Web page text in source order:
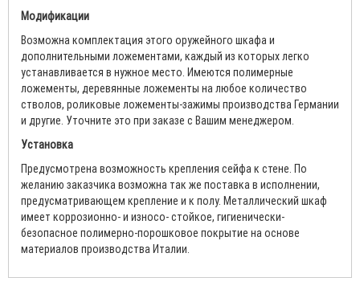
Модификации
Возможна комплектация этого оружейного шкафа и
дополнительными ложементами, каждый из которых легко
устанавливается в нужное место. Имеются полимерные
ложементы, деревянные ложементы на любое количество
стволов, роликовые ложементы-зажимы производства Германии
и другие. Уточните это при заказе с Вашим менеджером.
Установка
Предусмотрена возможность крепления сейфа к стене. По
желанию заказчика возможна так же поставка в исполнении,
предусматривающем крепление и к полу. Металлический шкаф
имеет коррозионно- и износо- стойкое, гигиенически-
безопасное полимерно-порошковое покрытие на основе
материалов производства Италии.